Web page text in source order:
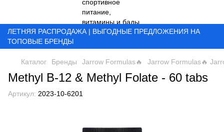
ЛЕТНЯЯ РАСПРОДАЖА | ВЫГОДНЫЕ ПРЕДЛОЖЕНИЯ НА
ТОПОВЫЕ БРЕНДЫ
Каталог Бренды Jarrow Formulas🔥 Jarrow Formulas🔥
Methyl B-12 & Methyl Folate - 60 tabs
Артикул: 2023-10-6201